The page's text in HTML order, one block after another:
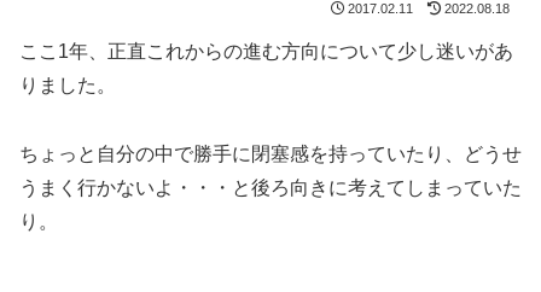
2017.02.11 2022.08.18
ここ1年、正直これからの進む方向について少し迷いがあ
りました。
ちょっと自分の中で勝手に閉塞感を持っていたり、どうせ
うまく行かないよ・・・と後ろ向きに考えてしまっていた
り。